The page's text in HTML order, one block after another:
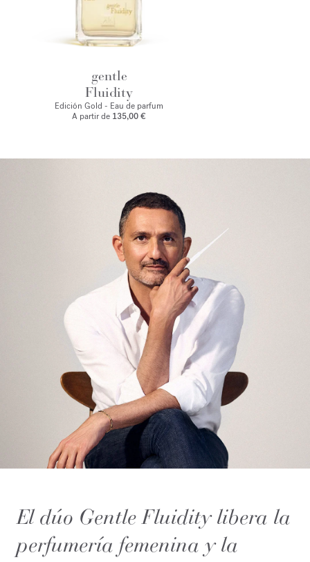
gentle
Fluidity
Edición Gold - Eau de parfum
A partir de 135,00 €
El dúo Gentle Fluidity libera la
perfumería femenina y la